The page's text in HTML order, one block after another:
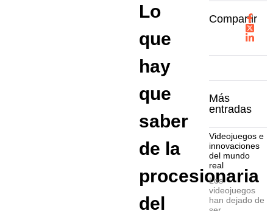
Lo
que
hay
que
saber
de la
procesionaria
del
Compartir
Más
entradas
Videojuegos e
innovaciones
del mundo
real
Los
videojuegos
han dejado de